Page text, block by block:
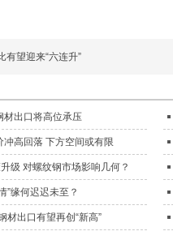
有望迎来“六连升”
材出口将高位承压
高回落 下方空间或有限
级 对螺纹钢市场影响几何？
”缘何迟迟未至？
材出口有望再创“新高”